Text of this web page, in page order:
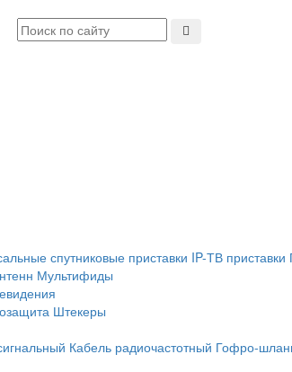
спутниковые приставки IP-ТВ приставки
Мультифиды
Штекеры
Кабель радиочастотный Гофро-